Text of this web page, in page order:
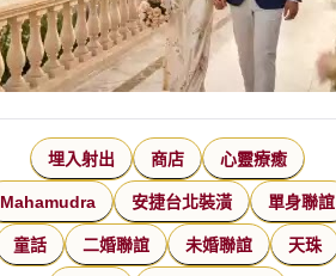
埋入射出 商店 心靈療癒
Mahamudra 安捷台北裝潢 單身聯誼
童話 二婚聯誼 未婚聯誼 天珠